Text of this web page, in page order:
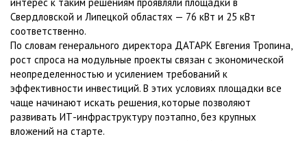
Свердловской и Липецкой областях — 76 кВт и 25 кВт
соответственно.
По словам генерального директора ДАТАРК Евгения Тропина,
рост спроса на модульные проекты связан с экономической
неопределенностью и усилением требований к
эффективности инвестиций. В этих условиях площадки все
чаще начинают искать решения, которые позволяют
развивать ИТ-инфраструктуру поэтапно, без крупных
вложений на старте.